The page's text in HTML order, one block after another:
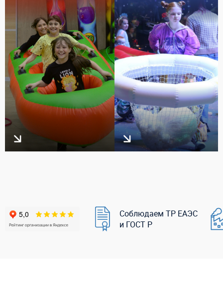
Соблюдаем ТР ЕАЭС
и ГОСТ Р